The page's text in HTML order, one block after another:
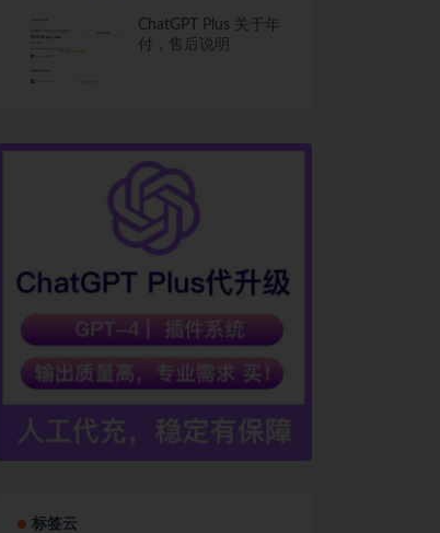
ChatGPT Plus 关于年
付，售后说明
标签云